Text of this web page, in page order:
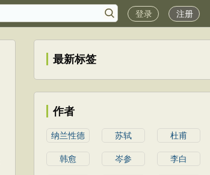
登录 注册
最新标签
作者
纳兰性德 苏轼 杜甫
韩愈 岑参 李白